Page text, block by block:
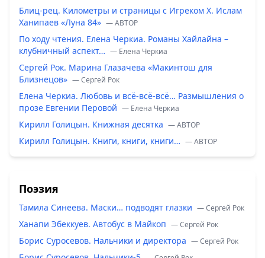
Блиц-рец. Километры и страницы с Игреком Х. Ислам
Ханипаев «Луна 84» — ABTOP
По ходу чтения. Елена Черкиа. Романы Хайлайна –
клубничный аспект… — Елена Черкиа
Сергей Рок. Марина Глазачева «Макинтош для
Близнецов» — Сергей Рок
Елена Черкиа. Любовь и всё-всё-всё… Размышления о
прозе Евгении Перовой — Елена Черкиа
Кирилл Голицын. Книжная десятка — ABTOP
Кирилл Голицын. Книги, книги, книги… — ABTOP
Поэзия
Тамила Синеева. Маски… подводят глазки — Сергей Рок
Ханапи Эбеккуев. Автобус в Майкоп — Сергей Рок
Борис Суросевов. Нальчики и директора — Сергей Рок